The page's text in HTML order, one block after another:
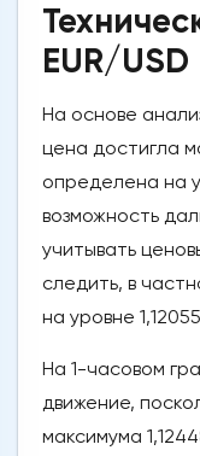
EUR/USD
На основе
цена достигла
определена на
возможность
учитывать
следить, в
на уровне
На 1-часовом
движение,
максимума